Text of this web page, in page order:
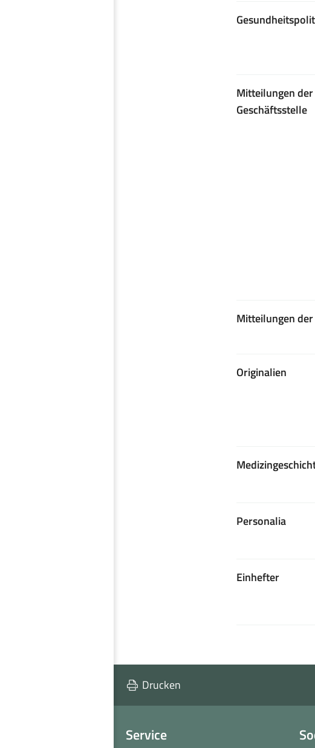
Mitteilungen der
Geschäftsstelle
Mitteilungen der
Originalien
Personalia
Einhefter
Drucken
Service